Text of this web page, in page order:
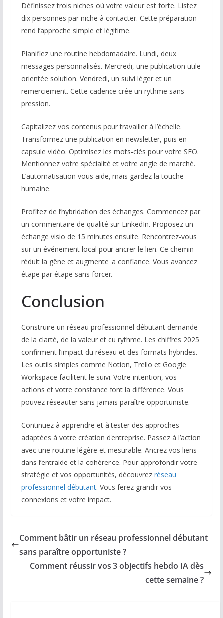
Définissez trois niches où votre valeur est forte. Listez
dix personnes par niche à contacter. Cette préparation
rend l’approche simple et légitime.
Planifiez une routine hebdomadaire. Lundi, deux
messages personnalisés. Mercredi, une publication utile
orientée solution. Vendredi, un suivi léger et un
remerciement. Cette cadence crée un rythme sans
pression.
Capitalizez vos contenus pour travailler à l’échelle.
Transformez une publication en newsletter, puis en
capsule vidéo. Optimisez les mots-clés pour votre SEO.
Mentionnez votre spécialité et votre angle de marché.
L’automatisation vous aide, mais gardez la touche
humaine.
Profitez de l’hybridation des échanges. Commencez par
un commentaire de qualité sur LinkedIn. Proposez un
échange visio de 15 minutes ensuite. Rencontrez-vous
sur un événement local pour ancrer le lien. Ce chemin
réduit la gêne et augmente la confiance. Vous avancez
étape par étape sans forcer.
Conclusion
Construire un réseau professionnel débutant demande
de la clarté, de la valeur et du rythme. Les chiffres 2025
confirment l’impact du réseau et des formats hybrides.
Les outils simples comme Notion, Trello et Google
Workspace facilitent le suivi. Votre intention, vos
actions et votre constance font la différence. Vous
pouvez réseauter sans jamais paraître opportuniste.
Continuez à apprendre et à tester des approches
adaptées à votre création d’entreprise. Passez à l’action
avec une routine légère et mesurable. Ancrez vos liens
dans l’entraide et la cohérence. Pour approfondir votre
stratégie et vos opportunités, découvrez réseau
professionnel débutant. Vous ferez grandir vos
connexions et votre impact.
Comment bâtir un réseau professionnel débutant
sans paraître opportuniste ?
Comment réussir vos 3 objectifs hebdo IA dès
cette semaine ?